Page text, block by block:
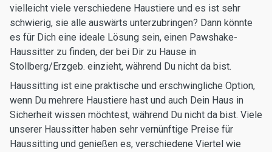
vielleicht viele verschiedene Haustiere und es ist sehr
schwierig, sie alle auswärts unterzubringen? Dann könnte
es für Dich eine ideale Lösung sein, einen Pawshake-
Haussitter zu finden, der bei Dir zu Hause in
Stollberg/Erzgeb. einzieht, während Du nicht da bist.
Haussitting ist eine praktische und erschwingliche Option,
wenn Du mehrere Haustiere hast und auch Dein Haus in
Sicherheit wissen möchtest, während Du nicht da bist. Viele
unserer Haussitter haben sehr vernünftige Preise für
Haussitting und genießen es, verschiedene Viertel wie